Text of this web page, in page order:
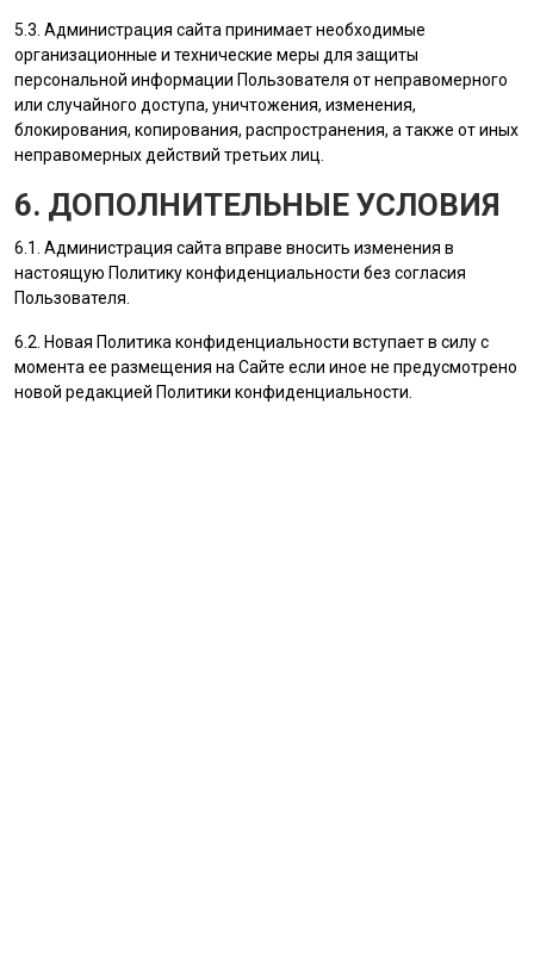
5.3. Администрация сайта принимает необходимые
организационные и технические меры для защиты
персональной информации Пользователя от неправомерного
или случайного доступа, уничтожения, изменения,
блокирования, копирования, распространения, а также от иных
неправомерных действий третьих лиц.
6. ДОПОЛНИТЕЛЬНЫЕ УСЛОВИЯ
6.1. Администрация сайта вправе вносить изменения в
настоящую Политику конфиденциальности без согласия
Пользователя
6.2. Новая Политика конфиденциальности вступает в силу с
момента ее размещения на Сайте если иное не предусмотрено
новой редакцией Политики конфиденциальности.